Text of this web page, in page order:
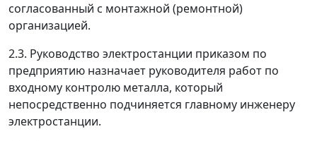
согласованный с монтажной (ремонтной)
организацией.
2.3. Руководство электростанции приказом по
предприятию назначает руководителя работ по
входному контролю металла, который
непосредственно подчиняется главному инженеру
электростанции.